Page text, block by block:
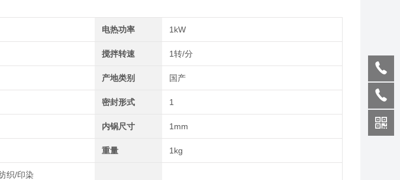
电热功率 1kW
搅拌转速 1转/分
产地类别 国产
密封形式 1
内锅尺寸 1mm
重量 1kg
织/印染